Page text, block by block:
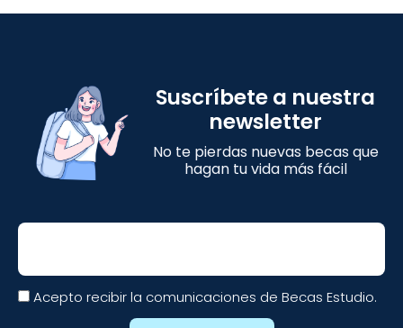
Suscríbete a nuestra
newsletter
No te pierdas nuevas becas que
hagan tu vida más fácil
Email
Acepto recibir la comunicaciones de Becas Estudio.